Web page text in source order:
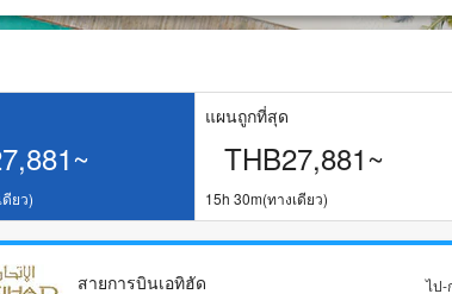
ดียว)
แผนถูกที่สุด
THB27,881~
15h 30m(ทางเดียว)
สายการบินเอทิฮัด ไป-